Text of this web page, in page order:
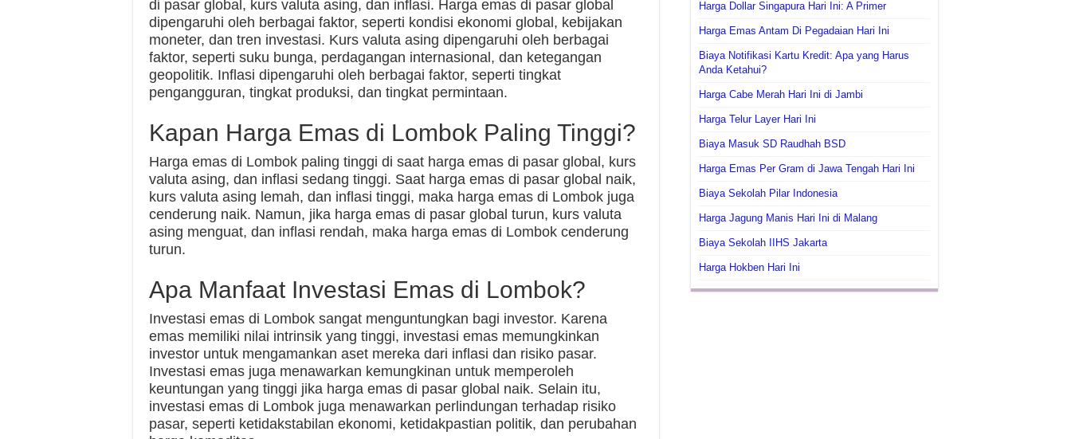
di pasar global, kurs valuta asing, dan inflasi. Harga emas di pasar global
dipengaruhi oleh berbagai faktor, seperti kondisi ekonomi global, kebijakan
moneter, dan tren investasi. Kurs valuta asing dipengaruhi oleh berbagai
faktor, seperti suku bunga, perdagangan internasional, dan ketegangan
geopolitik. Inflasi dipengaruhi oleh berbagai faktor, seperti tingkat
pengangguran, tingkat produksi, dan tingkat permintaan.
Kapan Harga Emas di Lombok Paling Tinggi?
Harga emas di Lombok paling tinggi di saat harga emas di pasar global, kurs
valuta asing, dan inflasi sedang tinggi. Saat harga emas di pasar global naik,
kurs valuta asing lemah, dan inflasi tinggi, maka harga emas di Lombok juga
cenderung naik. Namun, jika harga emas di pasar global turun, kurs valuta
asing menguat, dan inflasi rendah, maka harga emas di Lombok cenderung
turun.
Apa Manfaat Investasi Emas di Lombok?
Investasi emas di Lombok sangat menguntungkan bagi investor. Karena
emas memiliki nilai intrinsik yang tinggi, investasi emas memungkinkan
investor untuk mengamankan aset mereka dari inflasi dan risiko pasar.
Investasi emas juga menawarkan kemungkinan untuk memperoleh
keuntungan yang tinggi jika harga emas di pasar global naik. Selain itu,
investasi emas di Lombok juga menawarkan perlindungan terhadap risiko
pasar, seperti ketidakstabilan ekonomi, ketidakpastian politik, dan perubahan
Harga Dollar Singapura Hari Ini: A Primer
Harga Emas Antam Di Pegadaian Hari Ini
Biaya Notifikasi Kartu Kredit: Apa yang Harus
Anda Ketahui?
Harga Cabe Merah Hari Ini di Jambi
Harga Telur Layer Hari Ini
Biaya Masuk SD Raudhah BSD
Harga Emas Per Gram di Jawa Tengah Hari Ini
Biaya Sekolah Pilar Indonesia
Harga Jagung Manis Hari Ini di Malang
Biaya Sekolah IIHS Jakarta
Harga Hokben Hari Ini